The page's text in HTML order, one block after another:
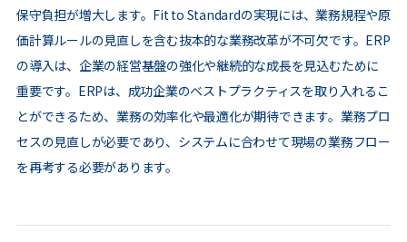
保守負担が増大します。Fit to Standardの実現には、業務規程や原
価計算ルールの見直しを含む抜本的な業務改革が不可欠です。ERP
の導入は、企業の経営基盤の強化や継続的な成長を見込むために
重要です。ERPは、成功企業のベストプラクティスを取り入れるこ
とができるため、業務の効率化や最適化が期待できます。業務プロ
セスの見直しが必要であり、システムに合わせて現場の業務フロー
を再考する必要があります。